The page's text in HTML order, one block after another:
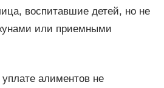
воспитавшие детей, но не
или приемными
алиментов не